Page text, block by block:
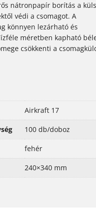
nátronpapír borítás a
védi a csomagot. A
könnyen lezárható és
méretben kapható
csökkenti a
Airkraft 17
100 db/doboz
fehér
240×340 mm